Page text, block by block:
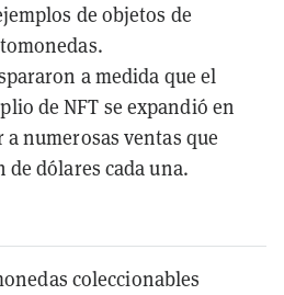
de objetos de
a medida que el
de NFT se expandió en
a numerosas ventas que
dólares cada una.
coleccionables